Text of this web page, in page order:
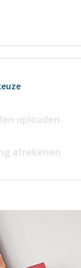
uploaden
afrekenen